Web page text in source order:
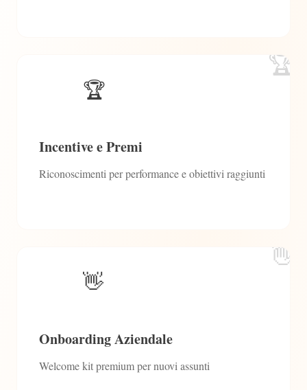
🏆
🏆
Incentive e Premi
Riconoscimenti per performance e obiettivi raggiunti
👋
👋
Onboarding Aziendale
Welcome kit premium per nuovi assunti